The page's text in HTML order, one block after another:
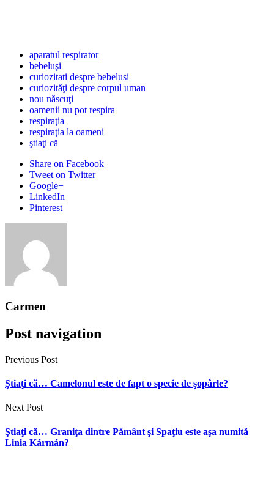
aparatul respirator
bebeluşi
curiozitati despre bebelusi
curiozităţi despre corpul uman
nou născuţi
oamenii nu pot respira
respiraţia
respiraţia la oameni
ştiaţi că
Share on Facebook
Tweet on Twitter
Google+
LinkedIn
Pinterest
Carmen
Post navigation
Previous Post
Ştiaţi că… Camelonul este de fapt o specie de şopârle?
Next Post
Ştiaţi că… Graniţa dintre Pământ şi Spaţiu este aşa numită
Linia Kármán?